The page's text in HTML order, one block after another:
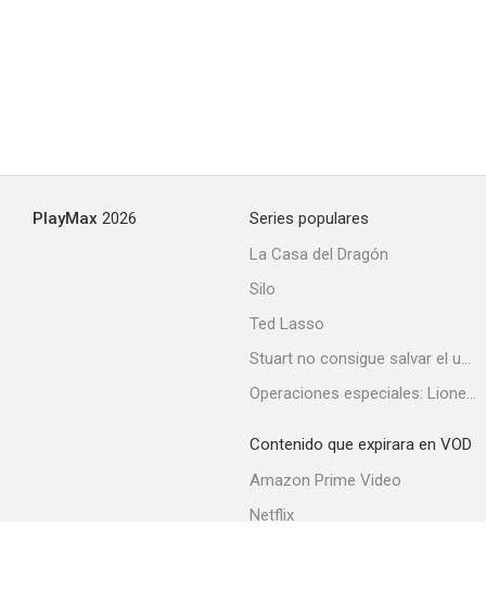
PlayMax 2026
Series populares
La Casa del Dragón
Silo
Ted Lasso
Stuart no consigue salvar el universo
Operaciones especiales: Lioness
Contenido que expirara en VOD
Amazon Prime Video
Netflix